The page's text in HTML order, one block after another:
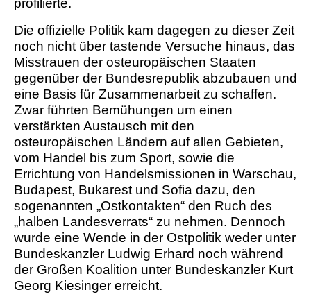
profilierte.
Die offizielle Politik kam dagegen zu dieser Zeit
noch nicht über tastende Versuche hinaus, das
Misstrauen der osteuropäischen Staaten
gegenüber der Bundesrepublik abzubauen und
eine Basis für Zusammenarbeit zu schaffen.
Zwar führten Bemühungen um einen
verstärkten Austausch mit den
osteuropäischen Ländern auf allen Gebieten,
vom Handel bis zum Sport, sowie die
Errichtung von Handelsmissionen in Warschau,
Budapest, Bukarest und Sofia dazu, den
sogenannten „Ostkontakten“ den Ruch des
„halben Landesverrats“ zu nehmen. Dennoch
wurde eine Wende in der Ostpolitik weder unter
Bundeskanzler Ludwig Erhard noch während
der Großen Koalition unter Bundeskanzler Kurt
Georg Kiesinger erreicht.